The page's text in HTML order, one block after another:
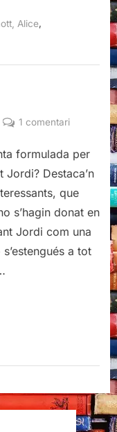
Alice
1 comentaria
per
sant
formulada per
Destaca’n
que
s’hagin donat en
Jordi com una
a tot